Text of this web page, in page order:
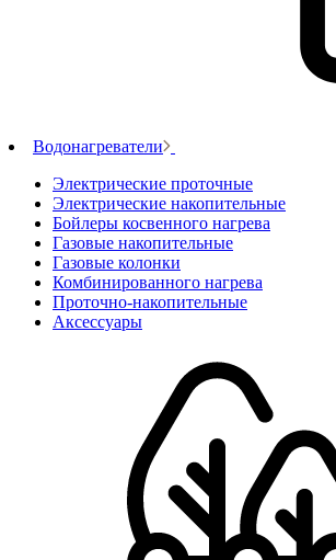
Водонагреватели
Электрические проточные
Электрические накопительные
Бойлеры косвенного нагрева
Газовые накопительные
Газовые колонки
Комбинированного нагрева
Проточно-накопительные
Аксессуары